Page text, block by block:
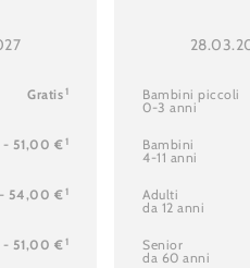
Gratis1
51,00 €1
54,00 €1
51,00 €1
Bambini piccoli
0-3 anni
Bambini
4-11 anni
Adulti
da 12 anni
Senior
da 60 anni